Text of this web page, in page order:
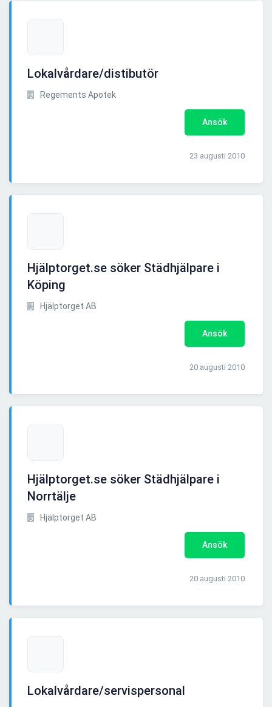
Lokalvårdare/distibutör
Regements Apotek
Ansök
23 augusti 2010
Hjälptorget.se söker Städhjälpare i
Köping
Hjälptorget AB
Ansök
20 augusti 2010
Hjälptorget.se söker Städhjälpare i
Norrtälje
Hjälptorget AB
Ansök
20 augusti 2010
Lokalvårdare/servispersonal